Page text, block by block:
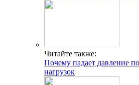
Читайте также:
Почему падает давление
нагрузок